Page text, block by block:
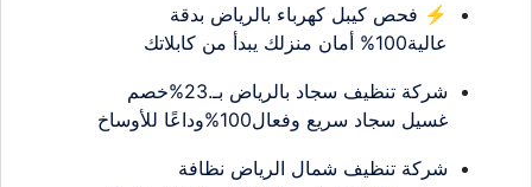
⚡ فحص كيبل كهرباء بالرياض بدقة
عالية100% أمان منزلك يبدأ من كابلاتك
شركة تنظيف سجاد بالرياض بـ.23%خصم
غسيل سجاد سريع وفعال100%وداعًا للأوساخ
شركة تنظيف شمال الرياض نظافة